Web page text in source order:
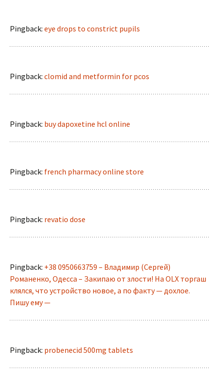
Pingback: eye drops to constrict pupils
Pingback: clomid and metformin for pcos
Pingback: buy dapoxetine hcl online
Pingback: french pharmacy online store
Pingback: revatio dose
Pingback: +38 0950663759 – Владимир (Сергей)
Романенко, Одесса – Закипаю от злости! На OLX торгаш
клялся, что устройство новое, а по факту — дохлое.
Пишу ему —
Pingback: probenecid 500mg tablets